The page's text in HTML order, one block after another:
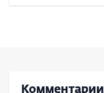
Комментарии